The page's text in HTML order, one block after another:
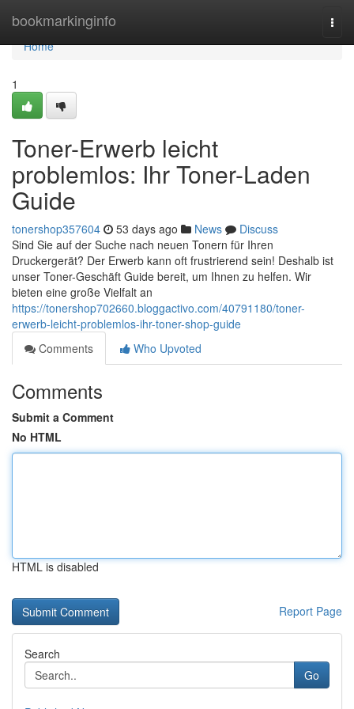
bookmarkinginfo
Home
Home
1
Toner-Erwerb leicht
problemlos: Ihr Toner-Laden
Guide
tonershop357604 53 days ago News
Discuss
Sind Sie auf der Suche nach neuen Tonern für Ihren
Druckergerät? Der Erwerb kann oft frustrierend sein! Deshalb ist
unser Toner-Geschäft Guide bereit, um Ihnen zu helfen. Wir
bieten eine große Vielfalt an
https://tonershop702660.bloggactivo.com/40791180/toner-
erwerb-leicht-problemlos-ihr-toner-shop-guide
Comments
Who Upvoted
Comments
Submit a Comment
No HTML
HTML is disabled
Report Page
Search
Go